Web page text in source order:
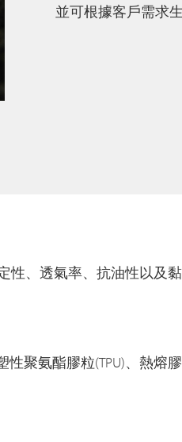
並可根據客戶需求
、透氣率、抗油性以及黏
聚氨酯膠粒(TPU)、熱熔